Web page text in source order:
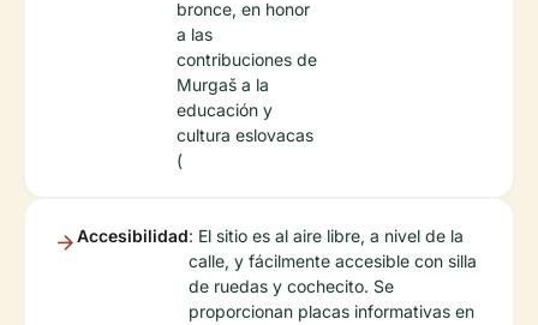
bronce, en honor
a las
contribuciones de
Murgaš a la
educación y
cultura eslovacas
(
Accesibilidad: El sitio es al aire libre, a nivel de la
calle, y fácilmente accesible con silla
de ruedas y cochecito. Se
proporcionan placas informativas en